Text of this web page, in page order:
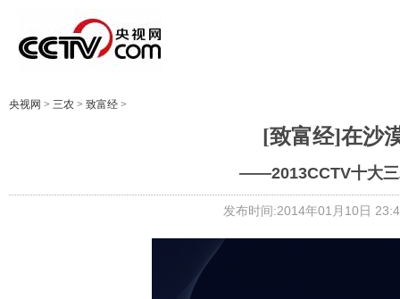
央视网 > 三农 > 致富经 >
[致富经]在沙
——2013CCTV十大三
发布时间:2014年01月10日